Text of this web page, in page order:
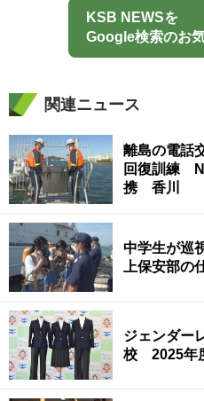
KSB NEWSを
Google検索のお
関連ニュース
離島の電話
回復訓練
携 香川
中学生が巡
上保安部
ジェンダー
校 2025年